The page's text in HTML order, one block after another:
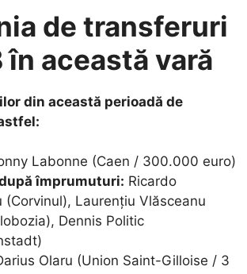
de transferuri
în această vară
din această perioadă de
Labonne (Caen / 300.000 euro)
împrumuturi: Ricardo
(Corvinul), Laurențiu Vlăsceanu
Dennis Politic
Olaru (Union Saint-Gilloise / 3